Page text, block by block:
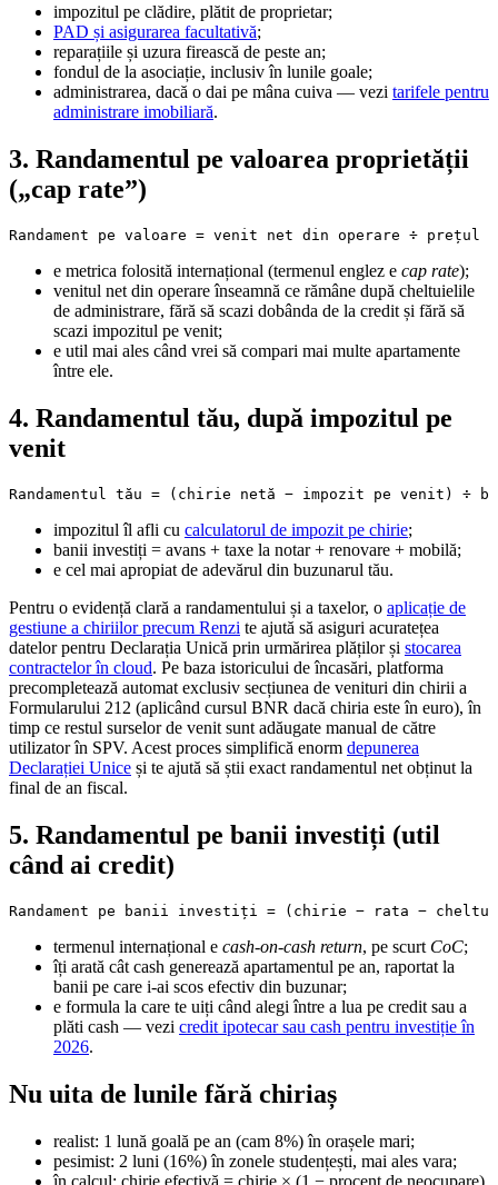
impozitul pe clădire, plătit de proprietar;
PAD și asigurarea facultativă;
reparațiile și uzura firească de peste an;
fondul de la asociație, inclusiv în lunile goale;
administrarea, dacă o dai pe mâna cuiva — vezi tarifele pentru
administrare imobiliară.
3. Randamentul pe valoarea proprietății
(„cap rate”)
Randament pe valoare = venit net din operare ÷ prețul
e metrica folosită internațional (termenul englez e cap rate);
venitul net din operare înseamnă ce rămâne după cheltuielile
de administrare, fără să scazi dobânda de la credit și fără să
scazi impozitul pe venit;
e util mai ales când vrei să compari mai multe apartamente
între ele.
4. Randamentul tău, după impozitul pe
venit
Randamentul tău = (chirie netă − impozit pe venit) ÷
impozitul îl afli cu calculatorul de impozit pe chirie;
banii investiți = avans + taxe la notar + renovare + mobilă;
e cel mai apropiat de adevărul din buzunarul tău.
Pentru o evidență clară a randamentului și a taxelor, o aplicație de
gestiune a chiriilor precum Renzi te ajută să asiguri acuratețea
datelor pentru Declarația Unică prin urmărirea plăților și stocarea
contractelor în cloud. Pe baza istoricului de încasări, platforma
precompletează automat exclusiv secțiunea de venituri din chirii a
Formularului 212 (aplicând cursul BNR dacă chiria este în euro), în
timp ce restul surselor de venit sunt adăugate manual de către
utilizator în SPV. Acest proces simplifică enorm depunerea
Declarației Unice și te ajută să știi exact randamentul net obținut la
final de an fiscal.
5. Randamentul pe banii investiți (util
când ai credit)
Randament pe banii investiți = (chirie − rata −
termenul internațional e cash-on-cash return, pe scurt CoC;
îți arată cât cash generează apartamentul pe an, raportat la
banii pe care i-ai scos efectiv din buzunar;
e formula la care te uiți când alegi între a lua pe credit sau a
plăti cash — vezi credit ipotecar sau cash pentru investiție în
2026.
Nu uita de lunile fără chiriaș
realist: 1 lună goală pe an (cam 8%) în orașele mari;
pesimist: 2 luni (16%) în zonele studențești, mai ales vara;
în calcul: chirie efectivă = chirie × (1 − procent de neocupare).